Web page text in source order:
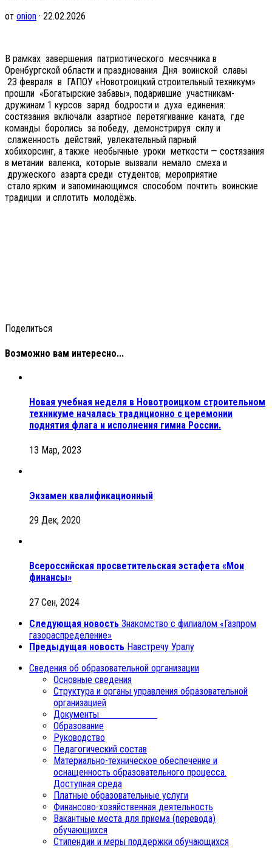
от onion · 22.02.2026
В рамках завершения патриотического месячника в
Оренбургской области и празднования Дня воинской славы
23 февраля в ГАПОУ «Новотроицкий строительный техникум»
прошли «Богатырские забавы», подарившие участникам-
дружинам 1 курсов заряд бодрости и духа единения:
состязания включали азартное перетягивание каната, где
команды боролись за победу, демонстрируя силу и
слаженность действий, увлекательный парный
хобихорсинг, а также необычные уроки меткости — состязания
в метании валенка, которые вызвали немало смеха и
дружеского азарта среди студентов; мероприятие
стало ярким и запоминающимся способом почтить воинские
традиции и сплотить молодёжь.
Поделиться
Возможно вам интересно...
Новая учебная неделя в Новотроицком строительном
техникуме началась традиционно с церемонии
поднятия флага и исполнения гимна России.
13 Мар, 2023
Экзамен квалификационный
29 Дек, 2020
Всероссийская просветительская эстафета «Мои
финансы»
27 Сен, 2024
Следующая новость Знакомство с филиалом «Газпром
газораспределение»
Предыдущая новость Навстречу Уралу
Сведения об образовательной организации
Основные сведения
Структура и органы управления образовательной
организацией
Документы
Образование
Руководство
Педагогический состав
Материально-техническое обеспечение и
оснащенность образовательного процесса.
Доступная среда
Платные образовательные услуги
Финансово-хозяйственная деятельность
Вакантные места для приема (перевода)
обучающихся
Стипендии и меры поддержки обучающихся